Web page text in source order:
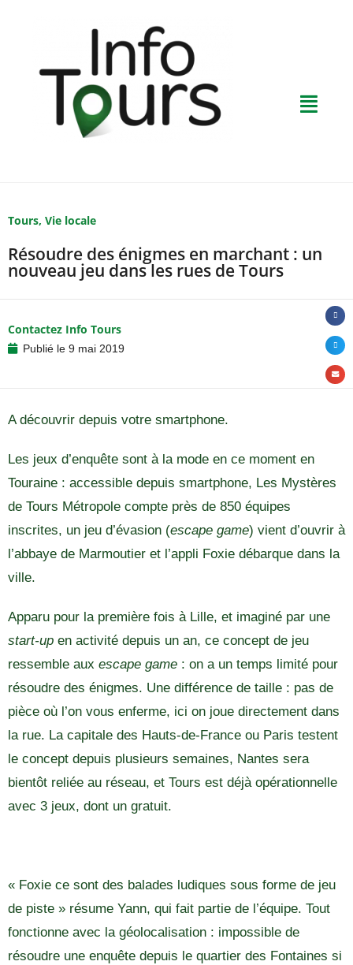
Tours, Vie locale
Résoudre des énigmes en marchant : un
nouveau jeu dans les rues de Tours
Contactez Info Tours
Publié le 9 mai 2019
A découvrir depuis votre smartphone.
Les jeux d’enquête sont à la mode en ce moment en
Touraine : accessible depuis smartphone, Les Mystères
de Tours Métropole compte près de 850 équipes
inscrites, un jeu d’évasion (escape game) vient d’ouvrir à
l’abbaye de Marmoutier et l’appli Foxie débarque dans la
ville.
Apparu pour la première fois à Lille, et imaginé par une
start-up en activité depuis un an, ce concept de jeu
ressemble aux escape game : on a un temps limité pour
résoudre des énigmes. Une différence de taille : pas de
pièce où l’on vous enferme, ici on joue directement dans
la rue. La capitale des Hauts-de-France ou Paris testent
le concept depuis plusieurs semaines, Nantes sera
bientôt reliée au réseau, et Tours est déjà opérationnelle
avec 3 jeux, dont un gratuit.
« Foxie ce sont des balades ludiques sous forme de jeu
de piste » résume Yann, qui fait partie de l’équipe. Tout
fonctionne avec la géolocalisation : impossible de
résoudre une enquête depuis le quartier des Fontaines si